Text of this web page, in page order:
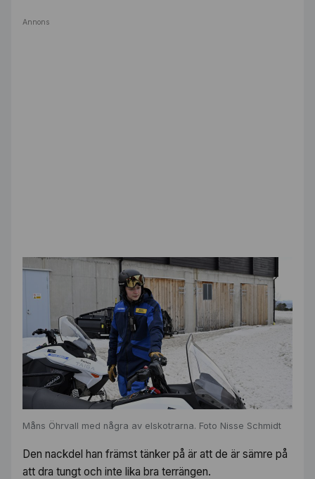
Annons
Måns Öhrvall med några av elskotrarna. Foto Nisse Schmidt
Den nackdel han främst tänker på är att de är sämre på
att dra tungt och inte lika bra terrängen.